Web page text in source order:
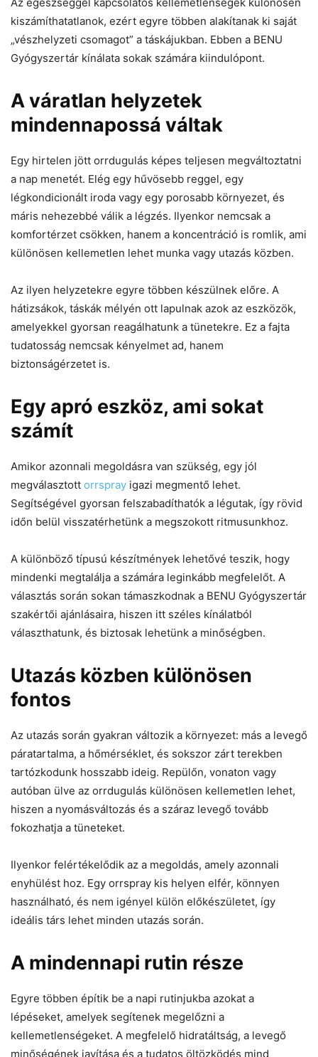
kiszámíthatatlanok, ezért egyre többen alakítanak ki saját
„vészhelyzeti csomagot” a táskájukban. Ebben a BENU
Gyógyszertár kínálata sokak számára kiindulópont.
A váratlan helyzetek
mindennapossá váltak
Egy hirtelen jött orrdugulás képes teljesen megváltoztatni
a nap menetét. Elég egy hűvösebb reggel, egy
légkondicionált iroda vagy egy porosabb környezet, és
máris nehezebbé válik a légzés. Ilyenkor nemcsak a
komfortérzet csökken, hanem a koncentráció is romlik, ami
különösen kellemetlen lehet munka vagy utazás közben.
Az ilyen helyzetekre egyre többen készülnek előre. A
hátizsákok, táskák mélyén ott lapulnak azok az eszközök,
amelyekkel gyorsan reagálhatunk a tünetekre. Ez a fajta
tudatosság nemcsak kényelmet ad, hanem
biztonságérzetet is.
Egy apró eszköz, ami sokat
számít
Amikor azonnali megoldásra van szükség, egy jól
megválasztott orrspray igazi megmentő lehet.
Segítségével gyorsan felszabadíthatók a légutak, így rövid
időn belül visszatérhetünk a megszokott ritmusunkhoz.
A különböző típusú készítmények lehetővé teszik, hogy
mindenki megtalálja a számára leginkább megfelelőt. A
választás során sokan támaszkodnak a BENU Gyógyszertár
szakértői ajánlásaira, hiszen itt széles kínálatból
választhatunk, és biztosak lehetünk a minőségben.
Utazás közben különösen
fontos
Az utazás során gyakran változik a környezet: más a levegő
páratartalma, a hőmérséklet, és sokszor zárt terekben
tartózkodunk hosszabb ideig. Repülőn, vonaton vagy
autóban ülve az orrdugulás különösen kellemetlen lehet,
hiszen a nyomásváltozás és a száraz levegő tovább
fokozhatja a tüneteket.
Ilyenkor felértékelődik az a megoldás, amely azonnali
enyhülést hoz. Egy orrspray kis helyen elfér, könnyen
használható, és nem igényel külön előkészületet, így
ideális társ lehet minden utazás során.
A mindennapi rutin része
Egyre többen építik be a napi rutinjukba azokat a
lépéseket, amelyek segítenek megelőzni a
kellemetlenségeket. A megfelelő hidratáltság, a levegő
minőségének javítása és a tudatos öltözködés mind